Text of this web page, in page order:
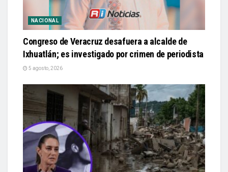
NACIONAL
Congreso de Veracruz desafuera a alcalde de
Ixhuatlán; es investigado por crimen de periodista
5 agosto, 2026